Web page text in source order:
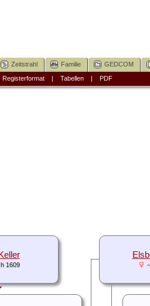
Zeitstrahl Familie GEDCOM
Registerformat| Tabellen| PDF
1609